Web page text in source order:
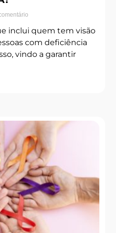
inclui quem tem visão
com deficiência
vindo a garantir